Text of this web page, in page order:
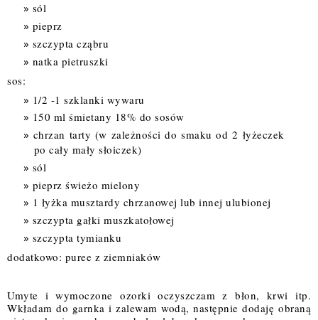
sól
pieprz
szczypta cząbru
natka pietruszki
sos:
1/2 -1 szklanki wywaru
150 ml śmietany 18% do sosów
chrzan tarty (w zależności do smaku od 2 łyżeczek
po cały mały słoiczek)
sól
pieprz świeżo mielony
1 łyżka musztardy chrzanowej lub innej ulubionej
szczypta gałki muszkatołowej
szczypta tymianku
dodatkowo: puree z ziemniaków
Umyte i wymoczone ozorki oczyszczam z błon
Wkładam do garnka i zalewam wodą, następnie dodaję obraną